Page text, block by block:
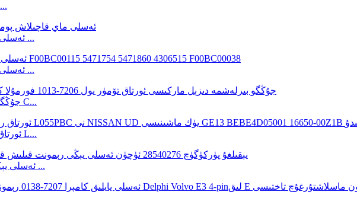
BOSCH ئەسلى ئوكۇلى 044...
Bosch ئەسلى ئىنژېكسىيە پومپىسى ...
Bosch ئەسلى ئىنژېكسىيە پومپىسى ...
جۇڭگو بىرلەشمە دىزېل ماركىسى C...
DELPHI ئورتاق رېلىسلىق ئۇچلۇق L...
DELPHI ئەسلى يېڭى رېمونت قىلىش ...